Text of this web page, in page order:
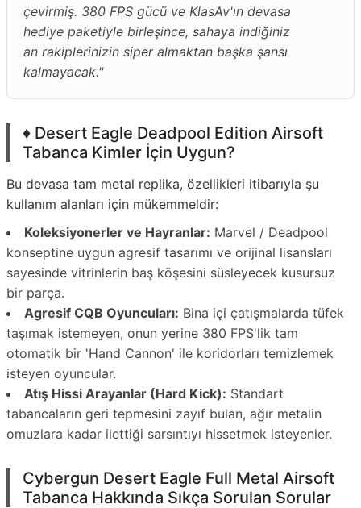
çevirmiş. 380 FPS gücü ve KlasAv'ın devasa
hediye paketiyle birleşince, sahaya indiğiniz
an rakiplerinizin siper almaktan başka şansı
kalmayacak."
♦️ Desert Eagle Deadpool Edition Airsoft
Tabanca Kimler İçin Uygun?
Bu devasa tam metal replika, özellikleri itibarıyla şu
kullanım alanları için mükemmeldir:
Koleksiyonerler ve Hayranlar: Marvel / Deadpool
konseptine uygun agresif tasarımı ve orijinal lisansları
sayesinde vitrinlerin baş köşesini süsleyecek kusursuz
bir parça.
Agresif CQB Oyuncuları: Bina içi çatışmalarda tüfek
taşımak istemeyen, onun yerine 380 FPS'lik tam
otomatik bir 'Hand Cannon' ile koridorları temizlemek
isteyen oyuncular.
Atış Hissi Arayanlar (Hard Kick): Standart
tabancaların geri tepmesini zayıf bulan, ağır metalin
omuzlara kadar ilettiği sarsıntıyı hissetmek isteyenler.
Cybergun Desert Eagle Full Metal Airsoft
Tabanca Hakkında Sıkça Sorulan Sorular